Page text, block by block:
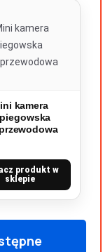
kamera
produkt w
sklepie